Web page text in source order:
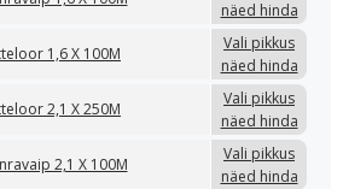
näed hinda
1,6 X 100M
Vali pikkus
näed hinda
2,1 X 250M
Vali pikkus
näed hinda
2,1 X 100M
Vali pikkus
näed hinda